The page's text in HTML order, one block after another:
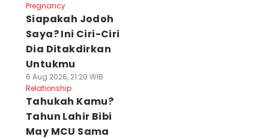
Pregnancy
Siapakah Jodoh
Saya? Ini Ciri-Ciri
Dia Ditakdirkan
Untukmu
6 Aug 2026, 21:20 WIB
Relationship
Tahukah Kamu?
Tahun Lahir Bibi
May MCU Sama